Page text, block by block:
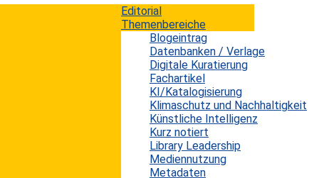
Editorial
Themenbereiche
Blogeintrag
Datenbanken / Verlage
Digitale Kuratierung
Fachartikel
KI/Katalogisierung
Klimaschutz und Nachhaltigkeit
Künstliche Intelligenz
Kurz notiert
Library Leadership
Mediennutzung
Metadaten
Printbuch
Print ist tot, es lebe Print!
Digitale Formate wie E-Books und Hörbücher haben
seit Jahren wachsende Nutzer:innenzahlen, doch der
Verkauf gedruckter Bücher bleibt stabil. Nach Angaben
australischer Verlage dominierten Printausgaben
zuletzt deutlich den Buchmarkt. Dieser Trend hält an,
obwohl seit Jahrzehnten immer wieder das Ende des